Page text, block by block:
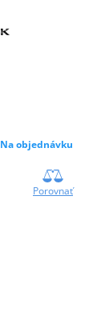
Na objednávku
Porovnať